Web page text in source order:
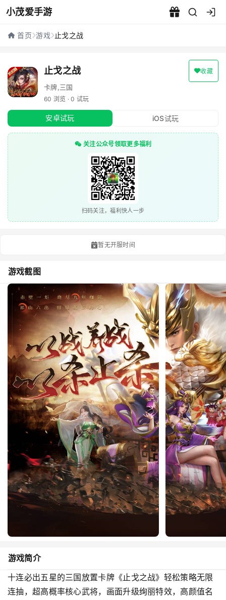
小茂爱手游
止戈之战 - 小茂爱手游
首页 游戏 止戈之战
止戈之战 收藏
卡牌,三国
60 浏览 · 0 试玩
安卓试玩 iOS试玩
关注公众号领取更多福利
扫码关注，福利快人一步
暂无开服时间
游戏截图
游戏简介
十连必出五星的三国放置卡牌《止戈之战》轻松策略无限
连抽，超高概率核心武将，画面升级绚丽特效，高颜值名